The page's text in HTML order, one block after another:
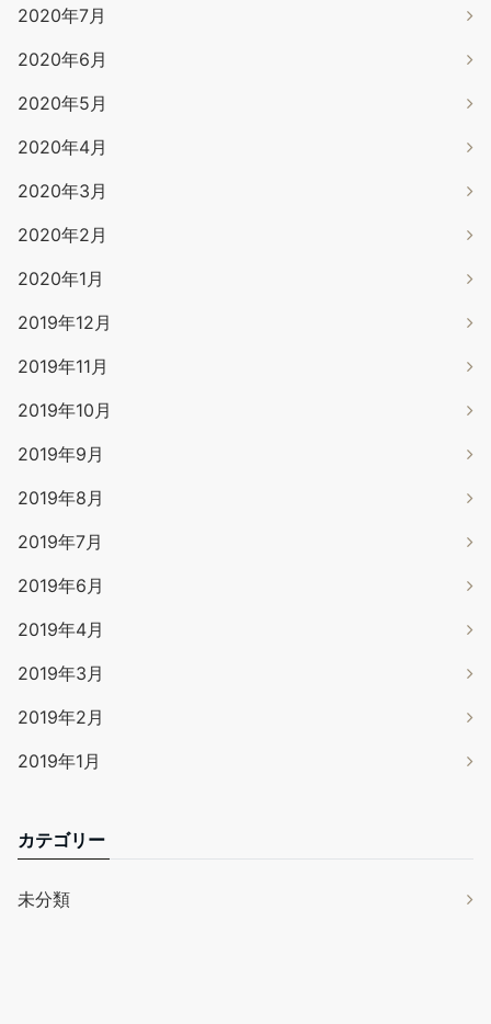
2020年7月
2020年6月
2020年5月
2020年4月
2020年3月
2020年2月
2020年1月
2019年12月
2019年11月
2019年10月
2019年9月
2019年8月
2019年7月
2019年6月
2019年4月
2019年3月
2019年2月
2019年1月
カテゴリー
未分類